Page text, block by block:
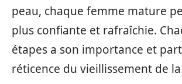
peau, chaque femme mature
plus confiante et rafraîchie.
étapes a son importance et
réticence du vieillissement de